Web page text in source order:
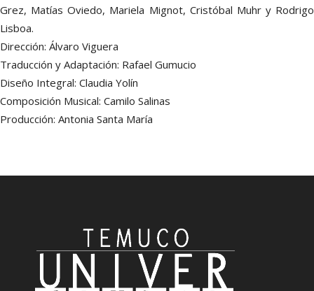
Grez, Matías Oviedo, Mariela Mignot, Cristóbal Muhr y Rodrigo
Lisboa.
Dirección: Álvaro Viguera
Traducción y Adaptación: Rafael Gumucio
Diseño Integral: Claudia Yolín
Composición Musical: Camilo Salinas
Producción: Antonia Santa María